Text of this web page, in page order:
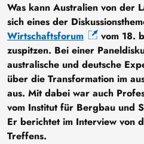
Was kann Australien von der
sich eines der
Wirtschaftsforum
vom 18.
zuspitzen. Bei einer
australische und deutsche
über die Transformation im
aus. Mit dabei war auch
vom Institut für Bergbau und
Er berichtet im Interview von
Treffens.